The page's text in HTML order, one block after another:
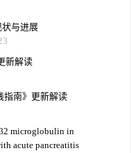
与进展
新解读
指南》更新解读
microglobulin in
acute pancreatitis